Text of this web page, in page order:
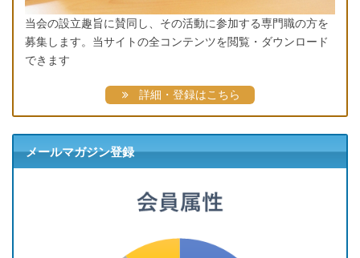
当会の設立趣旨に賛同し、その活動に参加する専門職の方を
募集します。当サイトの全コンテンツを閲覧・ダウンロード
できます
詳細・登録はこちら
メールマガジン登録